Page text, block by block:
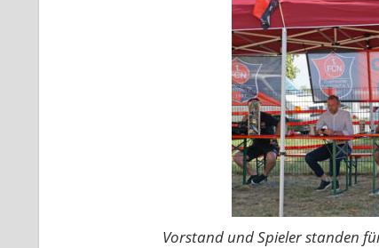
Vorstand und Spieler standen